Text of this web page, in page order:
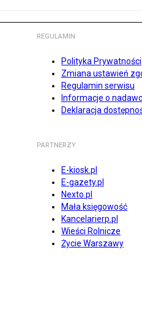
REGULAMIN
Polityka Prywatności
Zmiana ustawień
Regulamin serwisu
Informacje o
Deklaracja
PARTNERZY
E-kiosk.pl
E-gazety.pl
Nexto.pl
Mała księgowość
Kancelarierp.pl
Wieści Rolnicze
Życie Warszawy